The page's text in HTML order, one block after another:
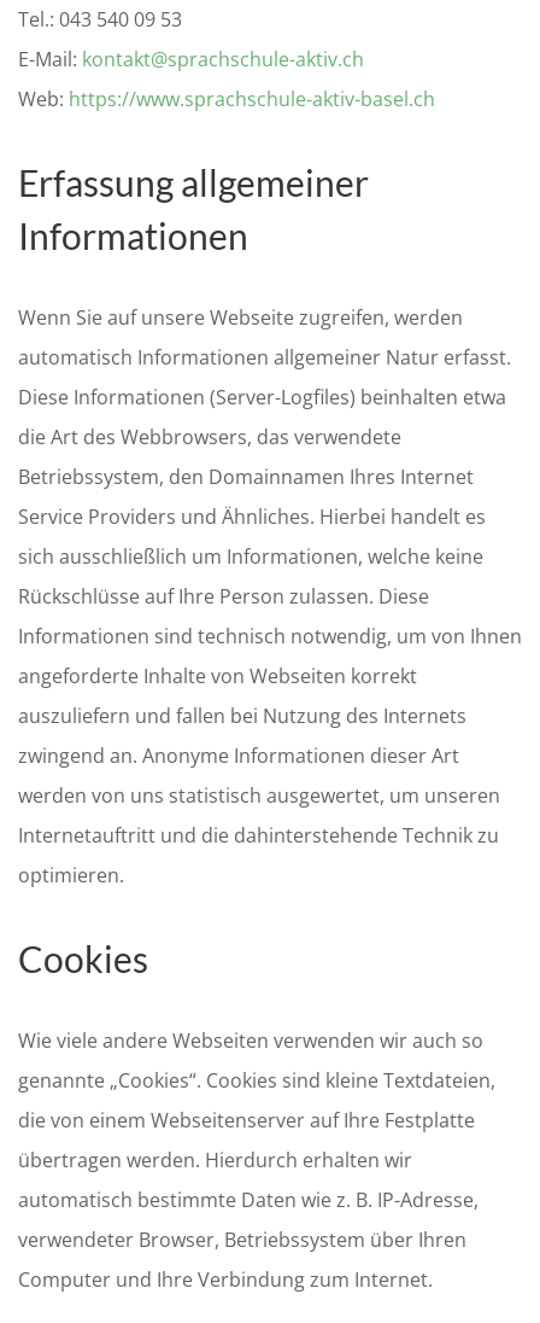
Tel.: 043 540 09 53
E-Mail: kontakt@sprachschule-aktiv.ch
Web: https://www.sprachschule-aktiv-basel.ch
Erfassung allgemeiner
Informationen
Wenn Sie auf unsere Webseite zugreifen, werden
automatisch Informationen allgemeiner Natur erfasst.
Diese Informationen (Server-Logfiles) beinhalten etwa
die Art des Webbrowsers, das verwendete
Betriebssystem, den Domainnamen Ihres Internet
Service Providers und Ähnliches. Hierbei handelt es
sich ausschließlich um Informationen, welche keine
Rückschlüsse auf Ihre Person zulassen. Diese
Informationen sind technisch notwendig, um von Ihnen
angeforderte Inhalte von Webseiten korrekt
auszuliefern und fallen bei Nutzung des Internets
zwingend an. Anonyme Informationen dieser Art
werden von uns statistisch ausgewertet, um unseren
Internetauftritt und die dahinterstehende Technik zu
optimieren.
Cookies
Wie viele andere Webseiten verwenden wir auch so
genannte „Cookies“. Cookies sind kleine Textdateien,
die von einem Webseitenserver auf Ihre Festplatte
übertragen werden. Hierdurch erhalten wir
automatisch bestimmte Daten wie z. B. IP-Adresse,
verwendeter Browser, Betriebssystem über Ihren
Computer und Ihre Verbindung zum Internet.